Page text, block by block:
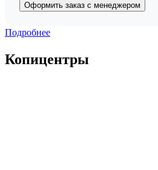
Оформить заказ с менеджером
Подробнее
Копицентры